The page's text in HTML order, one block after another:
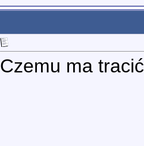
Czemu ma